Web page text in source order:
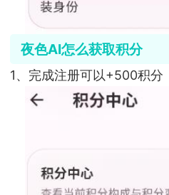
夜色AI怎么获取积分
1、完成注册可以+500积分